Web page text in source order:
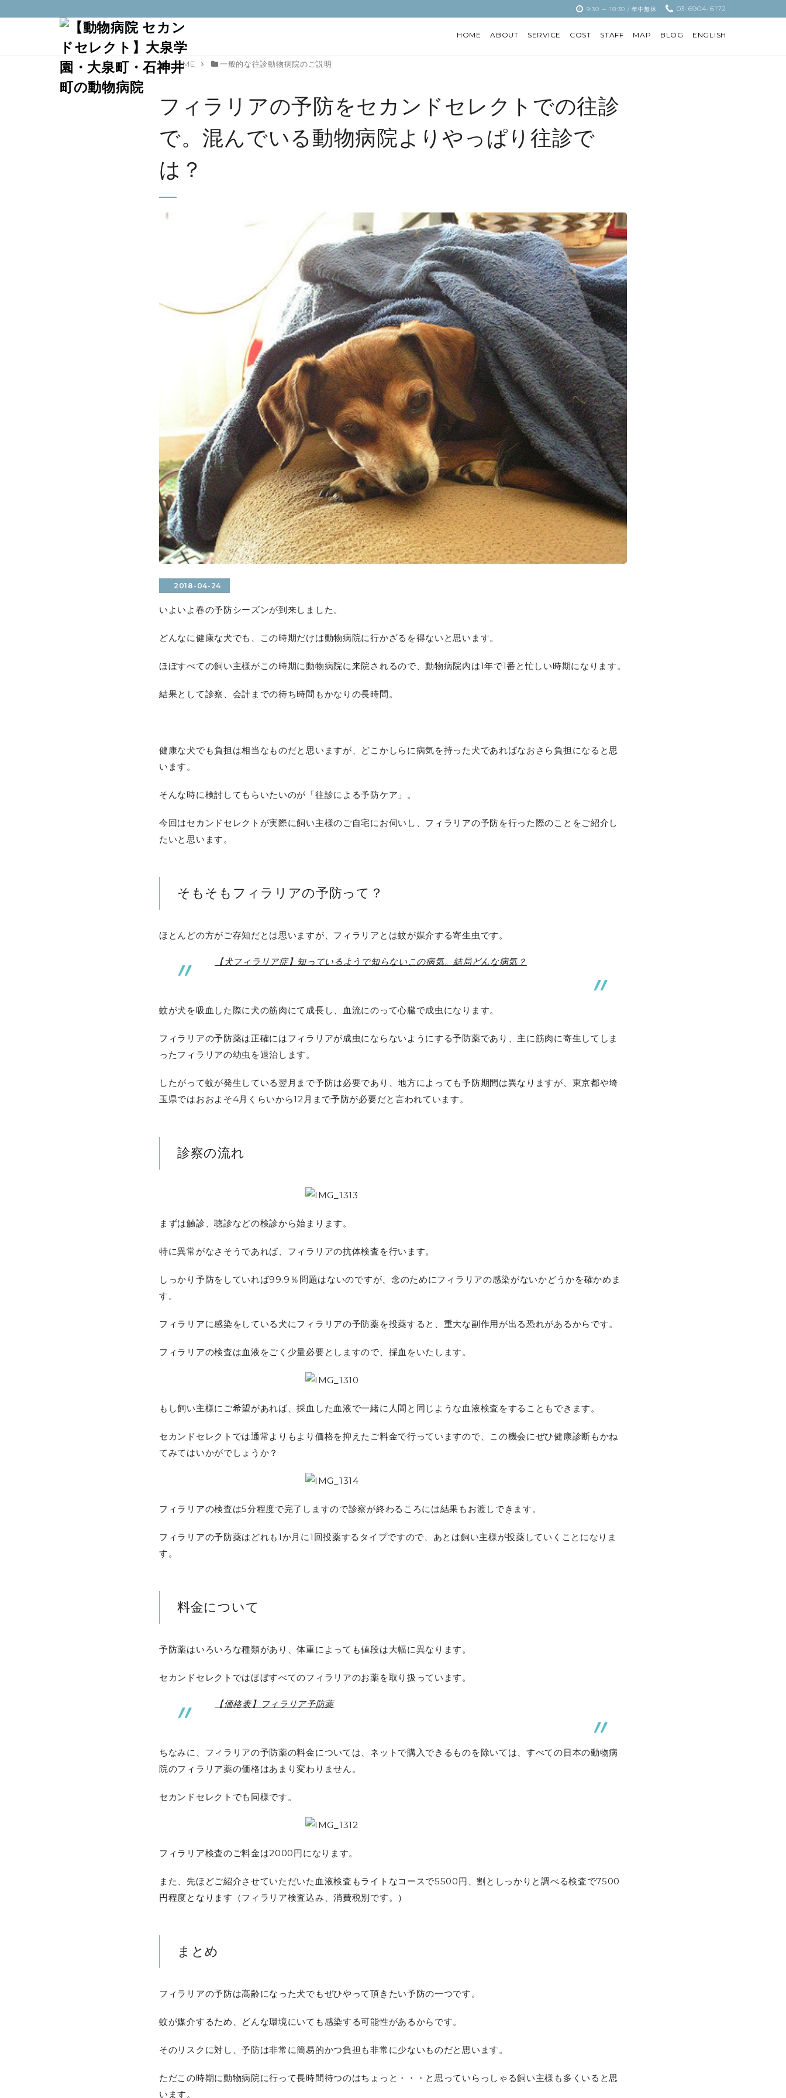
9:30 ～ 18:30 / 年中無休 03-6904-6172
HOME ABOUT SERVICE COST STAFF MAP BLOG ENGLISH
HOME 一般的な往診動物病院のご説明
フィラリアの予防をセカンドセレクトでの往診
で。混んでいる動物病院よりやっぱり往診で
は？
2018-04-24
いよいよ春の予防シーズンが到来しました。
どんなに健康な犬でも、この時期だけは動物病院に行かざるを得ないと思います。
ほぼすべての飼い主様がこの時期に動物病院に来院されるので、動物病院内は1年で1番と忙しい時期になります。
結果として診察、会計までの待ち時間もかなりの長時間。
健康な犬でも負担は相当なものだと思いますが、どこかしらに病気を持った犬であればなおさら負担になると思
います。
そんな時に検討してもらいたいのが「往診による予防ケア」。
今回はセカンドセレクトが実際に飼い主様のご自宅にお伺いし、フィラリアの予防を行った際のことをご紹介し
たいと思います。
そもそもフィラリアの予防って？
ほとんどの方がご存知だとは思いますが、フィラリアとは蚊が媒介する寄生虫です。
【犬フィラリア症】知っているようで知らないこの病気。結局どんな病気？
蚊が犬を吸血した際に犬の筋肉にて成長し、血流にのって心臓で成虫になります。
フィラリアの予防薬は正確にはフィラリアが成虫にならないようにする予防薬であり、主に筋肉に寄生してしま
ったフィラリアの幼虫を退治します。
したがって蚊が発生している翌月まで予防は必要であり、地方によっても予防期間は異なりますが、東京都や埼
玉県ではおおよそ4月くらいから12月まで予防が必要だと言われています。
診察の流れ
まずは触診、聴診などの検診から始まります。
特に異常がなさそうであれば、フィラリアの抗体検査を行います。
しっかり予防をしていれば99.9％問題はないのですが、念のためにフィラリアの感染がないかどうかを確かめま
す。
フィラリアに感染をしている犬にフィラリアの予防薬を投薬すると、重大な副作用が出る恐れがあるからです。
フィラリアの検査は血液をごく少量必要としますので、採血をいたします。
もし飼い主様にご希望があれば、採血した血液で一緒に人間と同じような血液検査をすることもできます。
セカンドセレクトでは通常よりもより価格を抑えたご料金で行っていますので、この機会にぜひ健康診断もかね
てみてはいかがでしょうか？
フィラリアの検査は5分程度で完了しますので診察が終わるころには結果もお渡しできます。
フィラリアの予防薬はどれも1か月に1回投薬するタイプですので、あとは飼い主様が投薬していくことになりま
す。
料金について
予防薬はいろいろな種類があり、体重によっても値段は大幅に異なります。
セカンドセレクトではほぼすべてのフィラリアのお薬を取り扱っています。
【価格表】フィラリア予防薬
ちなみに、フィラリアの予防薬の料金については、ネットで購入できるものを除いては、すべての日本の動物病
院のフィラリア薬の価格はあまり変わりません。
セカンドセレクトでも同様です。
フィラリア検査のご料金は2000円になります。
また、先ほどご紹介させていただいた血液検査もライトなコースで5500円、割としっかりと調べる検査で7500
円程度となります（フィラリア検査込み、消費税別です。）
まとめ
フィラリアの予防は高齢になった犬でもぜひやって頂きたい予防の一つです。
蚊が媒介するため、どんな環境にいても感染する可能性があるからです。
そのリスクに対し、予防は非常に簡易的かつ負担も非常に少ないものだと思います。
ただこの時期に動物病院に行って長時間待つのはちょっと・・・と思っていらっしゃる飼い主様も多くいると思
います。